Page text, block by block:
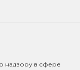
надзору в сфере